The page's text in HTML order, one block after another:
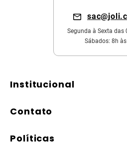
Segunda à Sexta das
Sábados: 8h
Institucional
Contato
Políticas